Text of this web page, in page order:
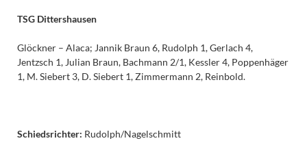
TSG Dittershausen
Glöckner – Alaca; Jannik Braun 6, Rudolph 1, Gerlach 4,
Jentzsch 1, Julian Braun, Bachmann 2/1, Kessler 4, Poppenhäger
1, M. Siebert 3, D. Siebert 1, Zimmermann 2, Reinbold.
Schiedsrichter: Rudolph/Nagelschmitt